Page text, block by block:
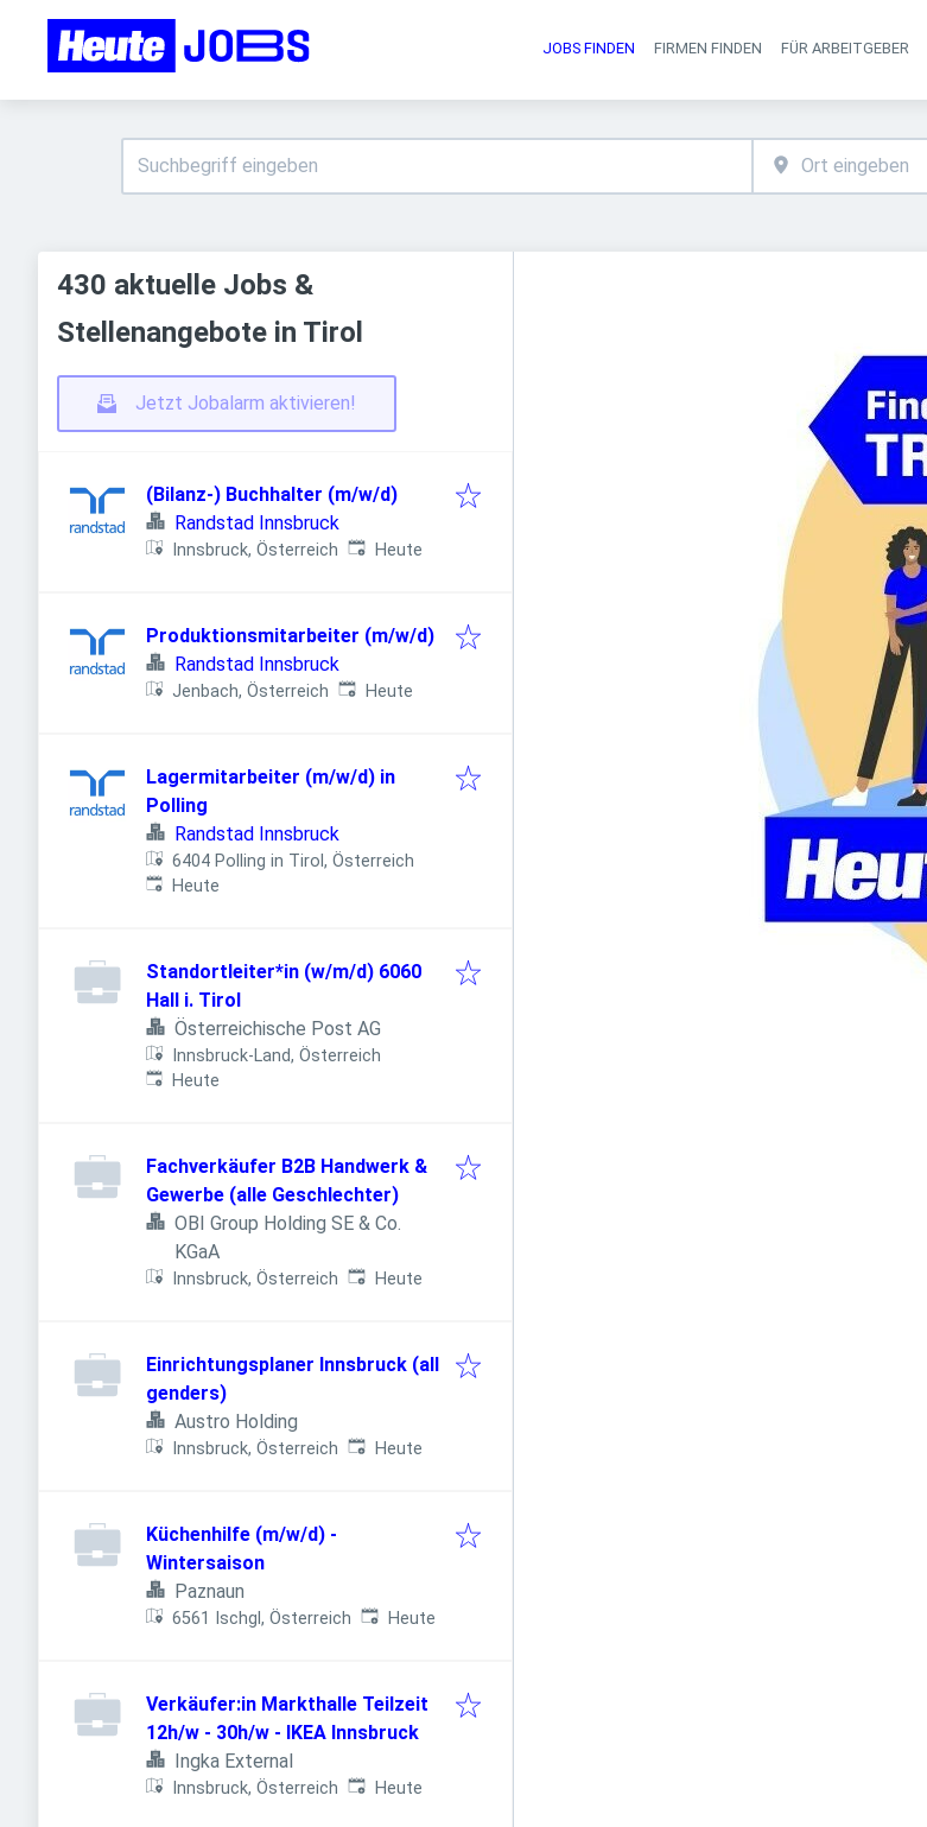
JOBS FINDEN FIRMEN FINDEN FÜR ARBEITGEBER
430 aktuelle Jobs &
Stellenangebote in Tirol
Jetzt Jobalarm aktivieren!
(Bilanz-) Buchhalter (m/w/d)
Randstad Innsbruck
Innsbruck, Österreich Veröffentlicht
Heute
Produktionsmitarbeiter (m/w/d)
Randstad Innsbruck
Jenbach, Österreich Veröffentlicht
Heute
Lagermitarbeiter (m/w/d) in
Polling
Randstad Innsbruck
6404 Polling in Tirol, Österreich
Veröffentlicht
Heute
Standortleiter*in (w/m/d) 6060
Hall i. Tirol
Österreichische Post AG
Innsbruck-Land, Österreich
Veröffentlicht
Heute
Fachverkäufer B2B Handwerk &
Gewerbe (alle Geschlechter)
OBI Group Holding SE & Co.
KGaA
Innsbruck, Österreich Veröffentlicht
Heute
Einrichtungsplaner Innsbruck (all
genders)
Austro Holding
Innsbruck, Österreich Veröffentlicht
Heute
Küchenhilfe (m/w/d) -
Wintersaison
Paznaun
6561 Ischgl, Österreich Veröffentlicht
Heute
Verkäufer:in Markthalle Teilzeit
12h/w - 30h/w - IKEA Innsbruck
Ingka External
Innsbruck, Österreich Veröffentlicht
Heute